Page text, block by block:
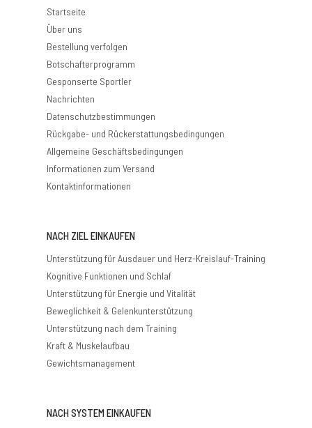
Startseite
Über uns
Bestellung verfolgen
Botschafterprogramm
Gesponserte Sportler
Nachrichten
Datenschutzbestimmungen
Rückgabe- und Rückerstattungsbedingungen
Allgemeine Geschäftsbedingungen
Informationen zum Versand
Kontaktinformationen
NACH ZIEL EINKAUFEN
Unterstützung für Ausdauer und Herz-Kreislauf-Training
Kognitive Funktionen und Schlaf
Unterstützung für Energie und Vitalität
Beweglichkeit & Gelenkunterstützung
Unterstützung nach dem Training
Kraft & Muskelaufbau
Gewichtsmanagement
NACH SYSTEM EINKAUFEN